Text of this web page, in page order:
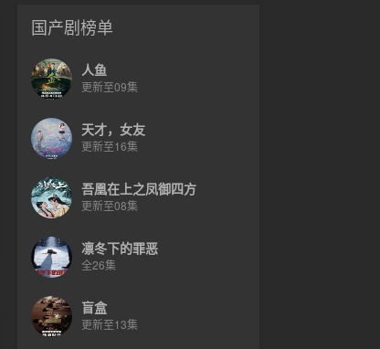
国产剧榜单
人鱼
更新至09集
天才，女友
更新至16集
吾凰在上之凤御四方
更新至08集
凛冬下的罪恶
全26集
盲盒
更新至13集